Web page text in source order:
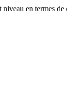
en termes de